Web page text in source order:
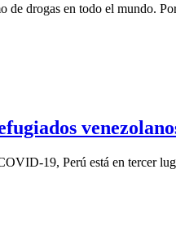
drogas en todo el mundo.
19, Perú está en tercer